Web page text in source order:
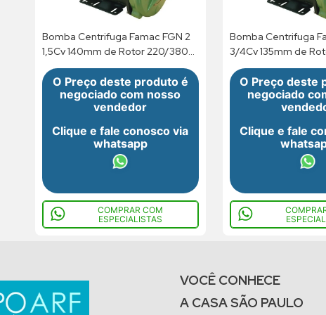
Bomba Centrifuga Famac FGN 2
1,5Cv 140mm de Rotor 220/380V
Trifásico
O Preço deste produto é
negociado com nosso
vendedor
Clique e fale conosco via
whatsapp
COMPRAR COM
ESPECIALISTAS
Bomba Centrifuga
3/4Cv 135mm de
254V Monofasico
O Preço deste
negociado
Clique e fale
VOCÊ CONHECE
A CASA SÃO PAULO